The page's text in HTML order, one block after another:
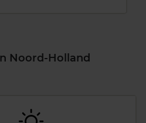
Noord-Holland